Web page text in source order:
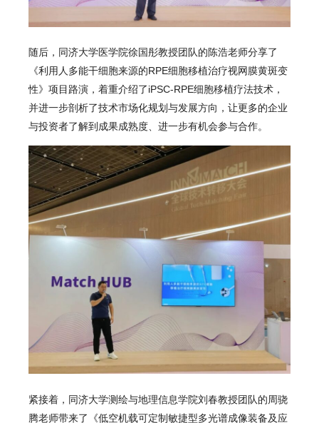
随后，同济大学医学院徐国彤教授团队的陈浩老师分享了
《利用人多能干细胞来源的RPE细胞移植治疗视网膜黄斑变
性》项目路演，着重介绍了iPSC-RPE细胞移植疗法技术，
并进一步剖析了技术市场化规划与发展方向，让更多的企业
与投资者了解到成果成熟度、进一步有机会参与合作。
紧接着，同济大学测绘与地理信息学院刘春教授团队的周骁
腾老师带来了《低空机载可定制敏捷型多光谱成像装备及应